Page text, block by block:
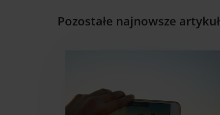
Pozostałe najnowsze